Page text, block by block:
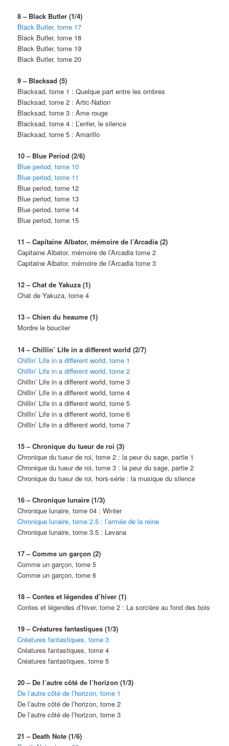
8 – Black Butler (1/4)
Black Butler, tome 17
Black Butler, tome 18
Black Butler, tome 19
Black Butler, tome 20
9 – Blacksad (5)
Blacksad, tome 1 : Quelque part entre les ombres
Blacksad, tome 2 : Artic-Nation
Blacksad, tome 3 : Âme rouge
Blacksad, tome 4 : L’enfer, le silence
Blacksad, tome 5 : Amarillo
10 – Blue Period (2/6)
Blue period, tome 10
Blue period, tome 11
Blue period, tome 12
Blue period, tome 13
Blue period, tome 14
Blue period, tome 15
11 – Capitaine Albator, mémoire de l’Arcadia (2)
Capitaine Albator, mémoire de l’Arcadia tome 2
Capitaine Albator, mémoire de l’Arcadia tome 3
12 – Chat de Yakuza (1)
Chat de Yakuza, tome 4
13 – Chien du heaume (1)
Mordre le bouclier
14 – Chillin’ Life in a different world (2/7)
Chillin’ Life in a different world, tome 1
Chillin’ Life in a different world, tome 2
Chillin’ Life in a different world, tome 3
Chillin’ Life in a different world, tome 4
Chillin’ Life in a different world, tome 5
Chillin’ Life in a different world, tome 6
Chillin’ Life in a different world, tome 7
15 – Chronique du tueur de roi (3)
Chronique du tueur de roi, tome 2 : la peur du sage, partie 1
Chronique du tueur de roi, tome 3 : la peur du sage, partie 2
Chronique du tueur de roi, hors-série : la musique du silence
16 – Chronique lunaire (1/3)
Chronique lunaire, tome 04 : Winter
Chronique lunaire, tome 2.5 : l’armée de la reine
Chronique lunaire, tome 3.5 : Levana
17 – Comme un garçon (2)
Comme un garçon, tome 5
Comme un garçon, tome 6
18 – Contes et légendes d’hiver (1)
Contes et légendes d’hiver, tome 2 : La sorcière au fond des bois
19 – Créatures fantastiques (1/3)
Créatures fantastiques, tome 3
Créatures fantastiques, tome 4
Créatures fantastiques, tome 5
20 – De l’autre côté de l’horizon (1/3)
De l’autre côté de l’horizon, tome 1
De l’autre côté de l’horizon, tome 2
De l’autre côté de l’horizon, tome 3
21 – Death Note (1/6)